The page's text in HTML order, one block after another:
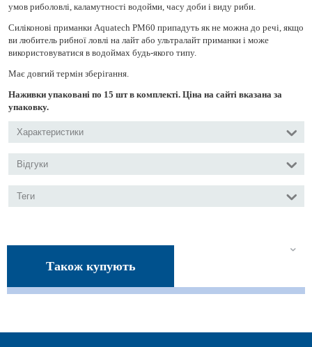
умов риболовлі, каламутності водойми, часу доби і виду риби.
Силіконові приманки Aquatech PM60 припадуть як не можна до речі, якщо
ви любитель рибної ловлі на лайт або ультралайт приманки і може
використовуватися в водоймах будь-якого типу.
Має довгий термін зберігання.
Наживки упаковані по 15 шт в комплекті. Ціна на сайті вказана за
упаковку.
Характеристики
Відгуки
Теги
Також купують